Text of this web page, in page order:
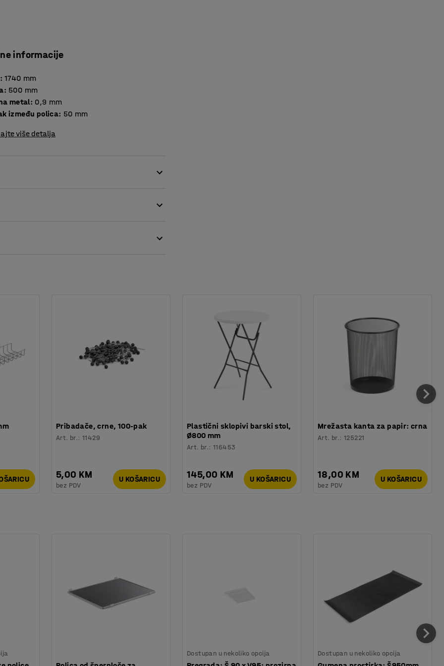
informacije
: 1740 mm
: 500 mm
Debljina metal: 0,9 mm
između polica: 50 mm
više detalja
za dodatnu stabilnost. Zvaršni okviri su
Pribadače, crne, 100-pak
Art. br.:11429
5,00 KM
bez PDV
U KOŠARICU
Plastični sklopivi barski stol,
Ø800 mm
Art. br.:116453
145,00 KM
bez PDV
U KOŠARICU
Mrežasta kanta za papir: crna
Art. br.:125221
18,00 KM
bez PDV
U KOŠARICU
Dostupan u nekoliko opcija Dostupan u nekoliko opcija